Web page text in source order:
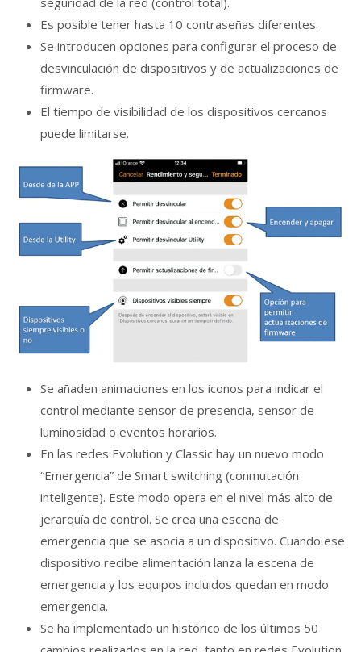
Es posible tener hasta 10 contraseñas diferentes.
Se introducen opciones para configurar el proceso de
desvinculación de dispositivos y de actualizaciones de
firmware.
El tiempo de visibilidad de los dispositivos cercanos
puede limitarse.
Se añaden animaciones en los iconos para indicar el
control mediante sensor de presencia, sensor de
luminosidad o eventos horarios.
En las redes Evolution y Classic hay un nuevo modo
“Emergencia” de Smart switching (conmutación
inteligente). Este modo opera en el nivel más alto de
jerarquía de control. Se crea una escena de
emergencia que se asocia a un dispositivo. Cuando ese
dispositivo recibe alimentación lanza la escena de
emergencia y los equipos incluidos quedan en modo
emergencia.
Se ha implementado un histórico de los últimos 50